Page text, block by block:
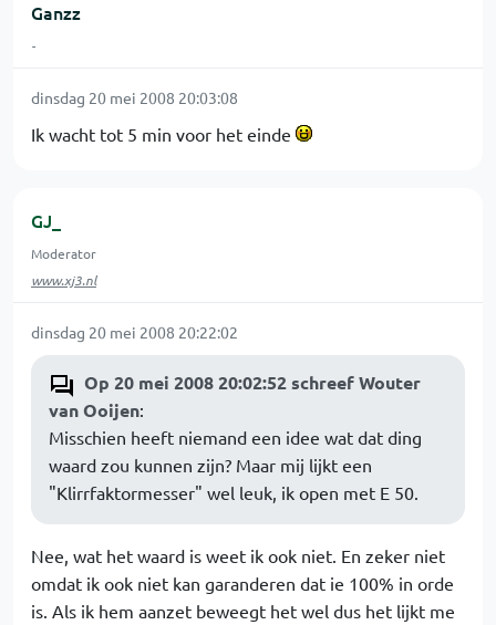
Ganzz
-
dinsdag 20 mei 2008 20:03:08
Ik wacht tot 5 min voor het einde
GJ_
Moderator
www.xj3.nl
dinsdag 20 mei 2008 20:22:02
Op 20 mei 2008 20:02:52 schreef Wouter
van Ooijen:
Misschien heeft niemand een idee wat dat ding
waard zou kunnen zijn? Maar mij lijkt een
"Klirrfaktormesser" wel leuk, ik open met E 50.
Nee, wat het waard is weet ik ook niet. En zeker niet
omdat ik ook niet kan garanderen dat ie 100% in orde
is. Als ik hem aanzet beweegt het wel dus het lijkt me